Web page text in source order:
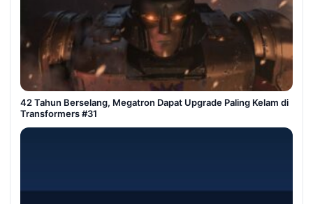
42 Tahun Berselang, Megatron Dapat Upgrade Paling Kelam di
Transformers #31